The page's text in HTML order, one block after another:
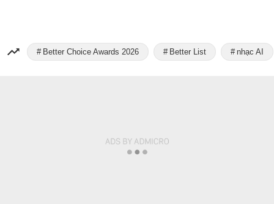
Better Choice Awards 2026 Better List nhạc AI